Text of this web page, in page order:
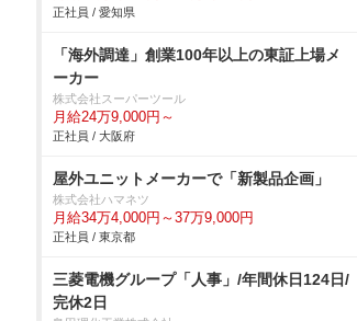
正社員 / 愛知県
「海外調達」創業100年以上の東証上場メ
ーカー
株式会社スーパーツール
月給24万9,000円～
正社員 / 大阪府
屋外ユニットメーカーで「新製品企画」
株式会社ハマネツ
月給34万4,000円～37万9,000円
正社員 / 東京都
三菱電機グループ「人事」/年間休日124日/
完休2日